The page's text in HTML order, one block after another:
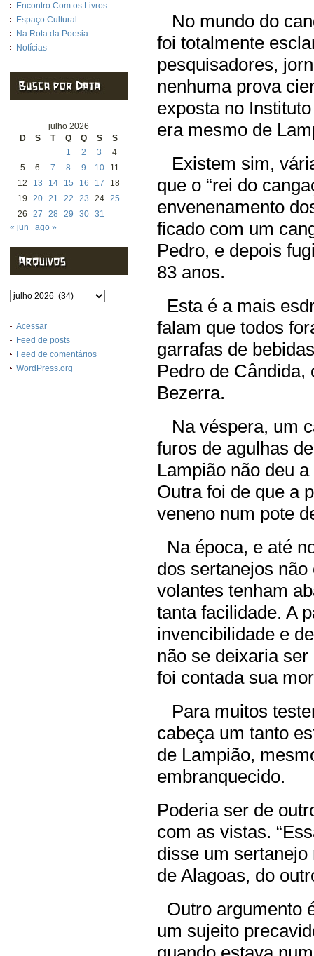
Encontro Com os Livros
Espaço Cultural
Na Rota da Poesia
Notícias
julho 2026
D
S T Q Q S
S
1
2 3
4
5
6 7 8 9 10
11
12
13 14 15 16 17
18
19
20 21 22 23 24 25
26
27 28 29 30 31
« jun
ago »
Arquivos
Acessar
Feed de posts
Feed de comentários
WordPress.org
No mundo do
foi totalmente
pesquisadores,
nenhuma prova
exposta no
era mesmo de
Existem sim,
que o “rei do
envenenamento
ficado com um
Pedro, e depois
83 anos.
Esta é a mais
falam que todos
garrafas de
Pedro de Cândida,
Bezerra.
Na véspera, um
furos de agulhas
Lampião não deu
Outra foi de que a
veneno num pote
Na época, e até
dos sertanejos
volantes tenham
tanta facilidade. A
invencibilidade e
não se deixaria
foi contada sua
Para muitos
cabeça um tanto
de Lampião,
embranquecido.
Poderia ser de
com as vistas.
disse um
de Alagoas, do
Outro argumento
um sujeito